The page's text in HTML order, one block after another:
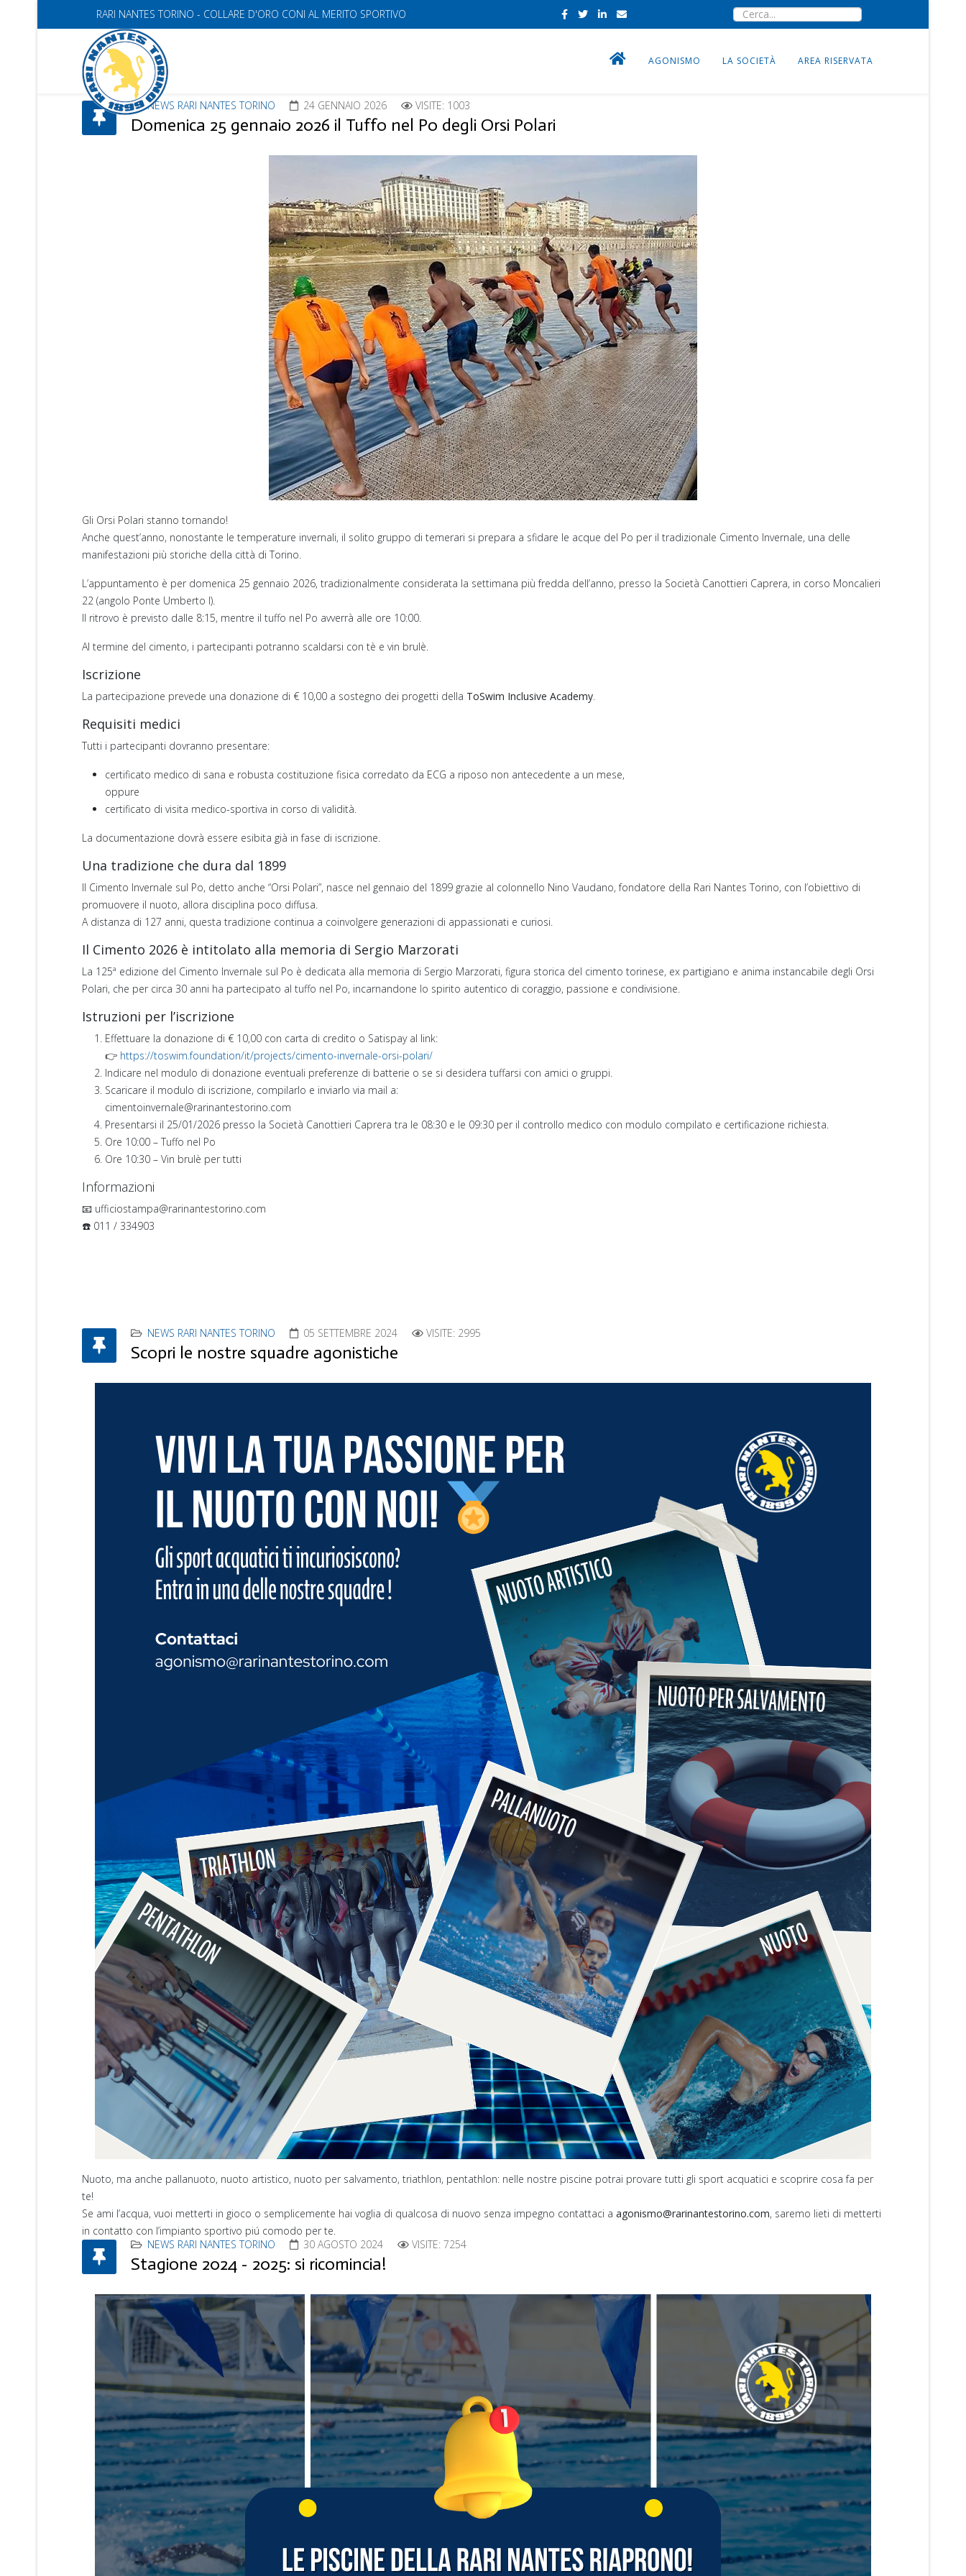
RARI NANTES TORINO - COLLARE D'ORO CONI AL MERITO SPORTIVO
AGONISMO LA SOCIETÀ AREA RISERVATA
NEWS RARI NANTES TORINO 24 GENNAIO 2026 VISITE: 1003
Domenica 25 gennaio 2026 il Tuffo nel Po degli Orsi Polari
Gli Orsi Polari stanno tornando!
Anche quest’anno, nonostante le temperature invernali, il solito gruppo di temerari si prepara a sfidare le acque del Po per il tradizionale Cimento Invernale, una delle
manifestazioni più storiche della città di Torino.
L’appuntamento è per domenica 25 gennaio 2026, tradizionalmente considerata la settimana più fredda dell’anno, presso la Società Canottieri Caprera, in corso Moncalieri
22 (angolo Ponte Umberto I).
Il ritrovo è previsto dalle 8:15, mentre il tuffo nel Po avverrà alle ore 10:00.
Al termine del cimento, i partecipanti potranno scaldarsi con tè e vin brulè.
Iscrizione
La partecipazione prevede una donazione di € 10,00 a sostegno dei progetti della ToSwim Inclusive Academy.
Requisiti medici
Tutti i partecipanti dovranno presentare:
certificato medico di sana e robusta costituzione fisica corredato da ECG a riposo non antecedente a un mese,
oppure
certificato di visita medico-sportiva in corso di validità.
La documentazione dovrà essere esibita già in fase di iscrizione.
Una tradizione che dura dal 1899
Il Cimento Invernale sul Po, detto anche “Orsi Polari”, nasce nel gennaio del 1899 grazie al colonnello Nino Vaudano, fondatore della Rari Nantes Torino, con l’obiettivo di
promuovere il nuoto, allora disciplina poco diffusa.
A distanza di 127 anni, questa tradizione continua a coinvolgere generazioni di appassionati e curiosi.
Il Cimento 2026 è intitolato alla memoria di Sergio Marzorati
La 125ª edizione del Cimento Invernale sul Po è dedicata alla memoria di Sergio Marzorati, figura storica del cimento torinese, ex partigiano e anima instancabile degli Orsi
Polari, che per circa 30 anni ha partecipato al tuffo nel Po, incarnandone lo spirito autentico di coraggio, passione e condivisione.
Istruzioni per l’iscrizione
Effettuare la donazione di € 10,00 con carta di credito o Satispay al link:
👉 https://toswim.foundation/it/projects/cimento-invernale-orsi-polari/
Indicare nel modulo di donazione eventuali preferenze di batterie o se si desidera tuffarsi con amici o gruppi.
Scaricare il modulo di iscrizione, compilarlo e inviarlo via mail a:
cimentoinvernale@rarinantestorino.com
Presentarsi il 25/01/2026 presso la Società Canottieri Caprera tra le 08:30 e le 09:30 per il controllo medico con modulo compilato e certificazione richiesta.
Ore 10:00 – Tuffo nel Po
Ore 10:30 – Vin brulè per tutti
Informazioni
📧 ufficiostampa@rarinantestorino.com
☎️ 011 / 334903
NEWS RARI NANTES TORINO 05 SETTEMBRE 2024 VISITE: 2995
Scopri le nostre squadre agonistiche
Nuoto, ma anche pallanuoto, nuoto artistico, nuoto per salvamento, triathlon, pentathlon: nelle nostre piscine potrai provare tutti gli sport acquatici e scoprire cosa fa per
te!
Se ami l’acqua, vuoi metterti in gioco o semplicemente hai voglia di qualcosa di nuovo senza impegno contattaci a agonismo@rarinantestorino.com, saremo lieti di metterti
in contatto con l’impianto sportivo piú comodo per te.
NEWS RARI NANTES TORINO
30 AGOSTO 2024 VISITE: 7254
Stagione 2024 - 2025: si ricomincia!